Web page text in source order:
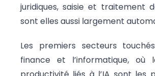
juridiques, saisie et traitement
sont elles aussi largement
Les premiers secteurs
finance et l’informatique, où